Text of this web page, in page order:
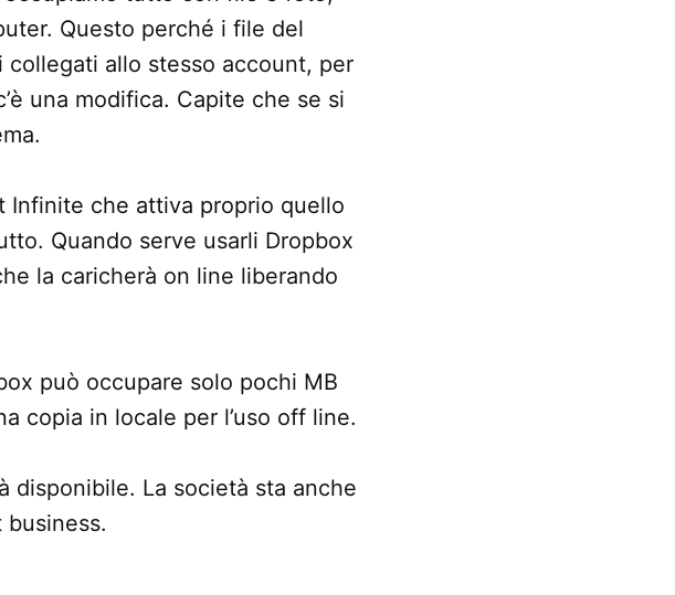
Questo perché i file del
allo stesso account, per
una modifica. Capite che se si
Infinite che attiva proprio quello
Quando serve usarli Dropbox
la caricherà on line liberando
può occupare solo pochi MB
copia in locale per l’uso off line.
disponibile. La società sta anche